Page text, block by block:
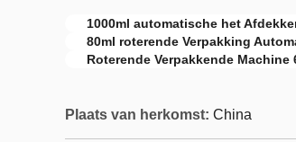
1000ml automatische het
80ml roterende Verpakking
Roterende Verpakkende Machine
Plaats van herkomst: China